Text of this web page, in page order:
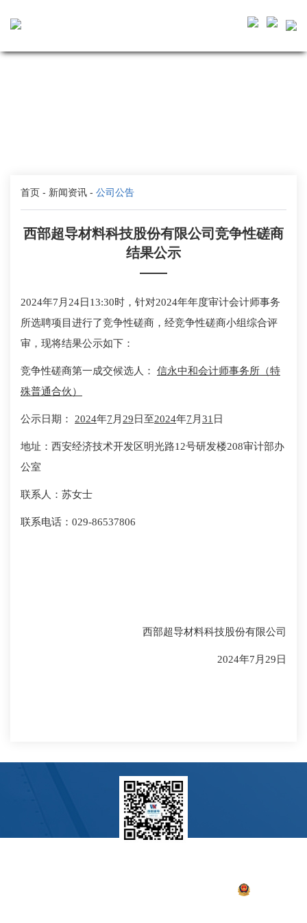
首页 - 新闻资讯 - 公司公告
西部超导材料科技股份有限公司竞争性磋商
结果公示
——
2024年7月24日13:30时，针对2024年年度审计会计师事务
所选聘项目进行了竞争性磋商，经竞争性磋商小组综合评
审，现将结果公示如下：
竞争性磋商第一成交候选人： 信永中和会计师事务所（特
殊普通合伙）
公示日期： 2024年7 月 29 日至2024年7 月 31 日
地址：西安经济技术开发区明光路12号研发楼208审计部办
公室
联系人：苏女士
联系电话：029-86537806
西部超导材料科技股份有限公司
2024年7月29日